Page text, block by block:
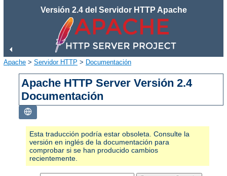
Versión 2.4 del Servidor HTTP Apache
Apache > Servidor HTTP > Documentación
Apache HTTP Server Versión 2.4
Documentación
Esta traducción podría estar obsoleta. Consulte la
versión en inglés de la documentación para
comprobar si se han producido cambios
recientemente.